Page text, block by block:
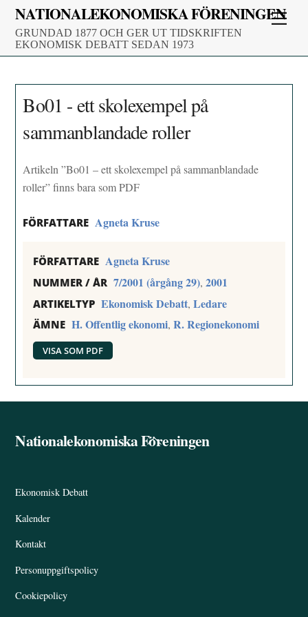
Skip
content
NATIONALEKONOMISKA FÖRENINGEN
GRUNDAD 1877 OCH GER UT TIDSKRIFTEN
EKONOMISK DEBATT SEDAN 1973
Bo01 - ett skolexempel på
sammanblandade roller
Artikeln ”Bo01 – ett skolexempel på sammanblandade
roller” finns bara som PDF
FÖRFATTARE Agneta Kruse
FÖRFATTARE Agneta Kruse
NUMMER / ÅR 7/2001 (årgång 29),2001
ARTIKELTYP Ekonomisk Debatt,Ledare
ÄMNE H. Offentlig ekonomi,R. Regionekonomi
VISA SOM PDF
Back
Nationalekonomiska Föreningen
Ekonomisk Debatt
Kalender
Kontakt
Personuppgiftspolicy
Cookiepolicy